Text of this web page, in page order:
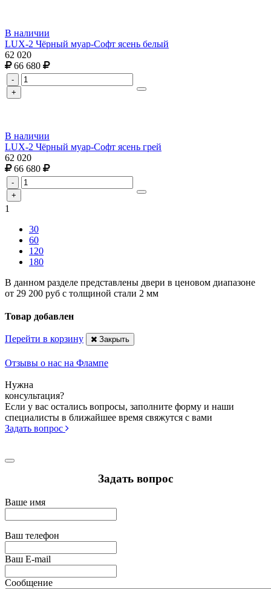
В наличии
LUX-2 Чёрный муар-Софт ясень белый
62 020
66 680
-
+
В наличии
LUX-2 Чёрный муар-Софт ясень грей
62 020
66 680
-
+
1
30
60
120
180
В данном разделе представлены двери в ценовом диапазоне
от 29 200 руб с толщиной стали 2 мм
Товар добавлен
Перейти в корзину Закрыть
Отзывы о нас на Флампе
Нужна
консультация?
Если у вас остались вопросы, заполните форму и наши
специалисты в ближайшее время свяжутся с вами
Задать вопрос
Задать вопрос
Ваше имя
Ваш телефон
Ваш E-mail
Сообщение